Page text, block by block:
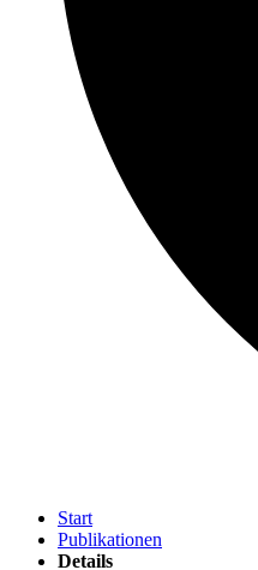
Start
Publikationen
Details